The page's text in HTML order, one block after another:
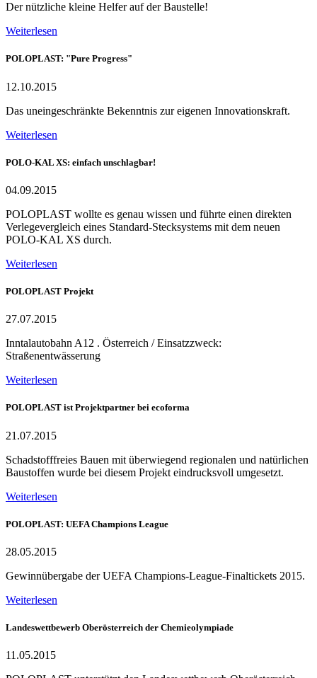
Der nützliche kleine Helfer auf der Baustelle!
Weiterlesen
POLOPLAST: "Pure Progress"
12.10.2015
Das uneingeschränkte Bekenntnis zur eigenen Innovationskraft.
Weiterlesen
POLO-KAL XS: einfach unschlagbar!
04.09.2015
POLOPLAST wollte es genau wissen und führte einen direkten
Verlegevergleich eines Standard-Stecksystems mit dem neuen
POLO-KAL XS durch.
Weiterlesen
POLOPLAST Projekt
27.07.2015
Inntalautobahn A12 . Österreich / Einsatzzweck:
Straßenentwässerung
Weiterlesen
POLOPLAST ist Projektpartner bei ecoforma
21.07.2015
Schadstofffreies Bauen mit überwiegend regionalen und natürlichen
Baustoffen wurde bei diesem Projekt eindrucksvoll umgesetzt.
Weiterlesen
POLOPLAST: UEFA Champions League
28.05.2015
Gewinnübergabe der UEFA Champions-League-Finaltickets 2015.
Weiterlesen
Landeswettbewerb Oberösterreich der Chemieolympiade
11.05.2015